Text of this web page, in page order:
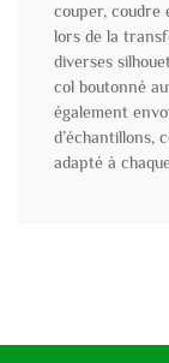
couper,
lors de la
diverses
col boutonné
également
d’échantillons,
adapté à